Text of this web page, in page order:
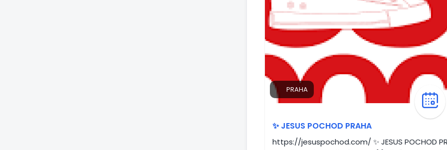
PRAHA
✨ JESUS POCHOD PRAHA
https://jesuspochod.com/ ✨ JESUS POCHOD